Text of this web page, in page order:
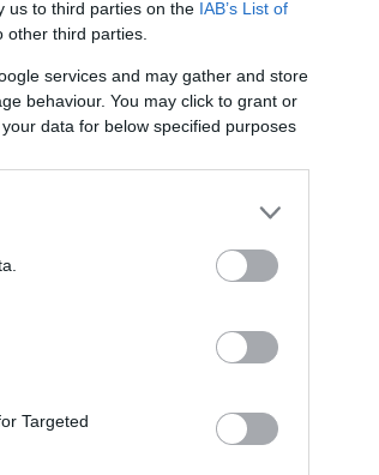
us to third parties on the IAB’s List of
third parties.
services and may gather and store
behaviour. You may click to grant or
data for below specified purposes
Targeted
is hatalmas
és
ember és fals
ha egy
A
De
kapunk,
az egész
a
képes
is sok. Lévén
akarjuk
megillet
hozna
EGY DÜHÖS
UNIVERZÁLIS
ÚJ BOB
ZENE
AUTENTIKUS
KATATONIA
CROCODILE
HALLGASD
MA
DALRA!
A
ELLOPOTT
DALRA A
SAMIZDAT